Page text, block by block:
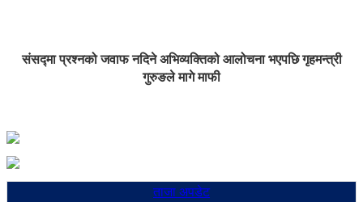
संसद्मा प्रश्नको जवाफ नदिने अभिव्यक्तिको आलोचना भएपछि गृहमन्त्री
गुरुङले मागे माफी
ताजा अपडेट